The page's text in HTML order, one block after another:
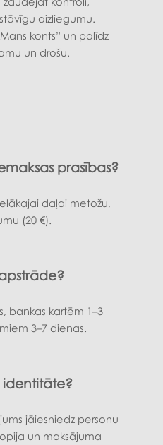
aizliegumu.
konts” un palīdz
un drošu.
prasības?
daļai metožu,
(20 €).
bankas kartēm 1–3
3–7 dienas.
identitāte?
jāiesniedz personu
un maksājuma